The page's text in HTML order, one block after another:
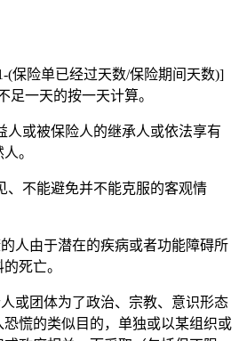
(保险单已经过天数/保险期间天数)]
足一天的按一天计算。
人或被保险人的继承人或依法享有
。
、不能避免并不能克服的客观情
人由于潜在的疾病或者功能障碍所
死亡。
或团体为了政治、宗教、意识形态
慌的类似目的，单独或以某组织或